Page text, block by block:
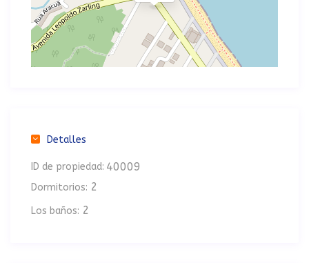
Detalles
ID de propiedad: 40009
Dormitorios: 2
Los baños: 2